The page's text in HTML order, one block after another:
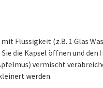
Flüssigkeit (z.B. 1 Glas
die Kapsel öffnen und den
vermischt
werden.